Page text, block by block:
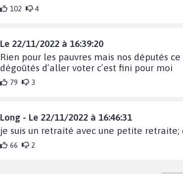
102 4
Le 22/11/2022 à 16:39:20
Rien pour les pauvres mais nos députés
dégoûtés d’aller voter c’est fini pour moi
79 3
Long - Le 22/11/2022 à 16:46:31
je suis un retraité avec une petite retraite;
66 2